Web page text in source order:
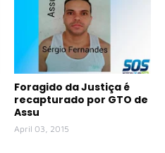
Foragido da Justiça é
recapturado por GTO de
Assu
April 03, 2015